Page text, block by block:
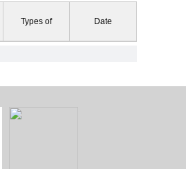
Types of Date